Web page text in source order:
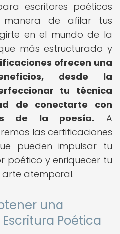
escritores poéticos
manera de afilar tus
en el mundo de la
más estructurado y
ofrecen una
desde la
tu técnica
de conectarte con
de la poesía. A
las certificaciones
pueden impulsar tu
poético y enriquecer tu
arte atemporal.
una
Poética